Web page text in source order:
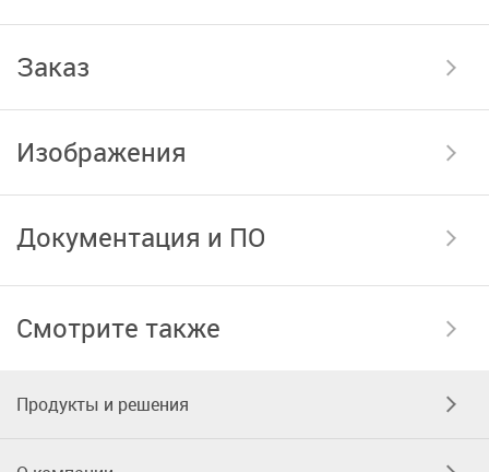
Заказ
Изображения
Документация и ПО
Смотрите также
Продукты и решения